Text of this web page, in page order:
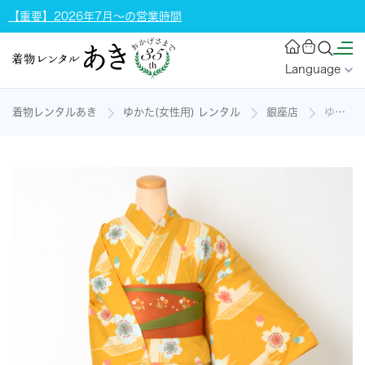
【重要】2026年7月～の営業時間
Language
着物レンタルあき ゆかた(女性用) レンタル 銀座店 ゆかたの着物レンタル